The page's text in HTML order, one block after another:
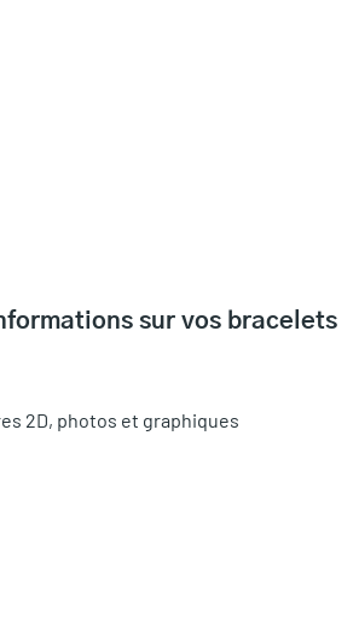
sur vos bracelets
2D, photos et graphiques